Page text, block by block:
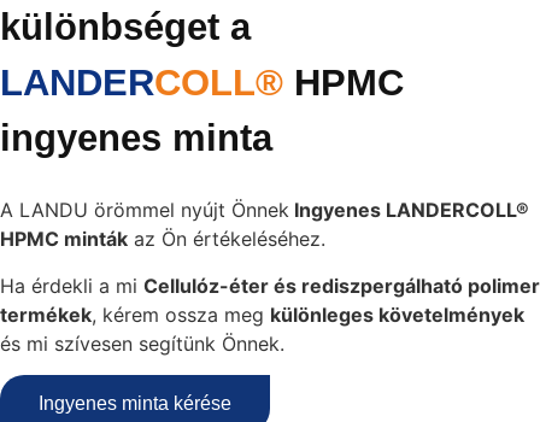
különbséget a
LANDERCOLL® HPMC
ingyenes minta
A LANDU örömmel nyújt Önnek Ingyenes LANDERCOLL®
HPMC minták az Ön értékeléséhez.
Ha érdekli a mi Cellulóz-éter és rediszpergálható polimer
termékek, kérem ossza meg különleges követelmények
és mi szívesen segítünk Önnek.
Ingyenes minta kérése